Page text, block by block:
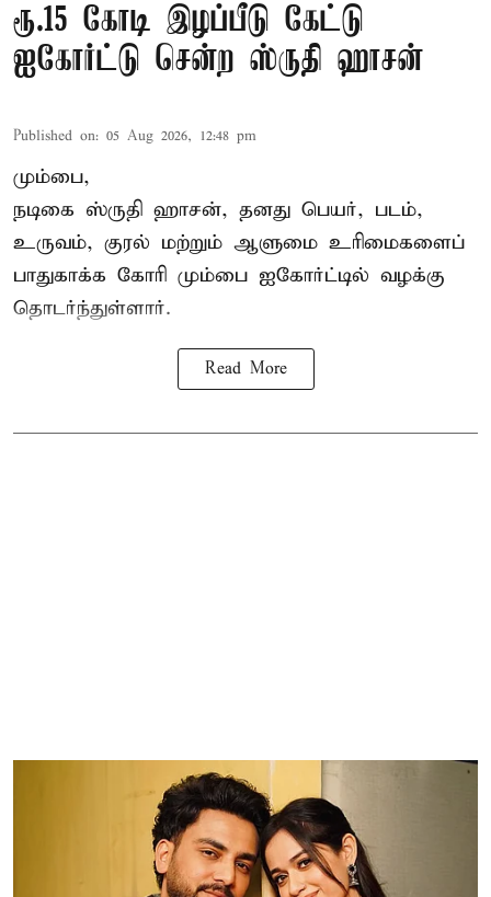
ரூ.15 கோடி இழப்பீடு கேட்டு
ஐகோர்ட்டு சென்ற ஸ்ருதி ஹாசன்
Published on: 05 Aug 2026, 12:48 pm
மும்பை,
நடிகை ஸ்ருதி ஹாசன், தனது பெயர், படம்,
உருவம், குரல் மற்றும் ஆளுமை உரிமைகளைப்
பாதுகாக்க கோரி மும்பை ஐகோர்ட்டில் வழக்கு
தொடர்ந்துள்ளார்.
Read More